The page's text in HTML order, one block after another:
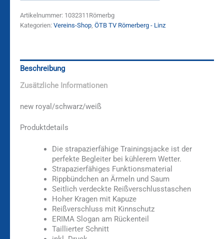
Artikelnummer: 1032311Römerbg
Kategorien: Vereins-Shop, ÖTB TV Römerberg - Linz
Beschreibung
Zusätzliche Informationen
new royal/schwarz/weiß
Produktdetails
Die strapazierfähige Trainingsjacke ist der
perfekte Begleiter bei kühlerem Wetter.
Strapazierfähiges Funktionsmaterial
Rippbündchen an Ärmeln und Saum
Seitlich verdeckte Reißverschlusstaschen
Hoher Kragen mit Kapuze
Reißverschluss mit Kinnschutz
ERIMA Slogan am Rückenteil
Taillierter Schnitt